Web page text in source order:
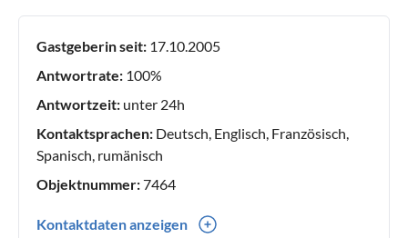
Gastgeberin seit: 17.10.2005
Antwortrate: 100%
Antwortzeit: unter 24h
Kontaktsprachen: Deutsch, Englisch, Französisch,
Spanisch, rumänisch
Objektnummer:7464
Kontaktdaten anzeigen